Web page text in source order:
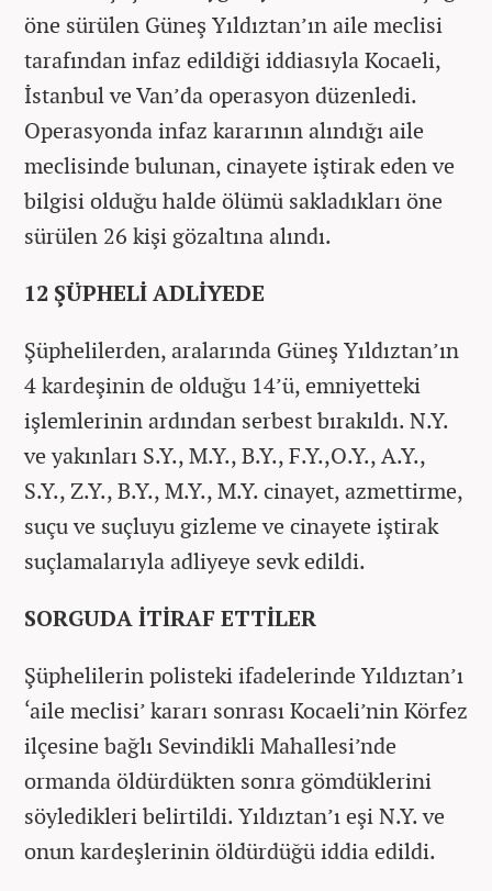
öne sürülen Güneş Yıldıztan’ın aile meclisi
tarafından infaz edildiği iddiasıyla Kocaeli,
İstanbul ve Van’da operasyon düzenledi.
Operasyonda infaz kararının alındığı aile
meclisinde bulunan, cinayete iştirak eden ve
bilgisi olduğu halde ölümü sakladıkları öne
sürülen 26 kişi gözaltına alındı.
12 ŞÜPHELİ ADLİYEDE
Şüphelilerden, aralarında Güneş Yıldıztan’ın
4 kardeşinin de olduğu 14’ü, emniyetteki
işlemlerinin ardından serbest bırakıldı. N.Y.
ve yakınları S.Y., M.Y., B.Y., F.Y.,O.Y., A.Y.,
S.Y., Z.Y., B.Y., M.Y., M.Y. cinayet, azmettirme,
suçu ve suçluyu gizleme ve cinayete iştirak
suçlamalarıyla adliyeye sevk edildi.
SORGUDA İTİRAF ETTİLER
Şüphelilerin polisteki ifadelerinde Yıldıztan’ı
‘aile meclisi’ kararı sonrası Kocaeli’nin Körfez
ilçesine bağlı Sevindikli Mahallesi’nde
ormanda öldürdükten sonra gömdüklerini
söyledikleri belirtildi. Yıldıztan’ı eşi N.Y. ve
onun kardeşlerinin öldürdüğü iddia edildi.